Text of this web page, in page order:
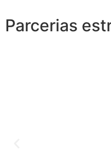
Parcerias